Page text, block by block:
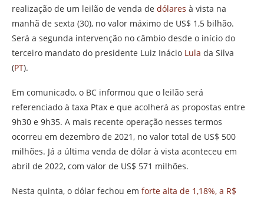
realização de um leilão de venda de dólares à vista na
manhã de sexta (30), no valor máximo de US$ 1,5 bilhão.
Será a segunda intervenção no câmbio desde o início do
terceiro mandato do presidente Luiz Inácio Lula da Silva
(PT).
Em comunicado, o BC informou que o leilão será
referenciado à taxa Ptax e que acolherá as propostas entre
9h30 e 9h35. A mais recente operação nesses termos
ocorreu em dezembro de 2021, no valor total de US$ 500
milhões. Já a última venda de dólar à vista aconteceu em
abril de 2022, com valor de US$ 571 milhões.
Nesta quinta, o dólar fechou em forte alta de 1,18%, a R$